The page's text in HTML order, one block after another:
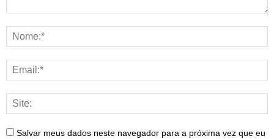
Salvar meus dados neste navegador para a próxima vez que eu